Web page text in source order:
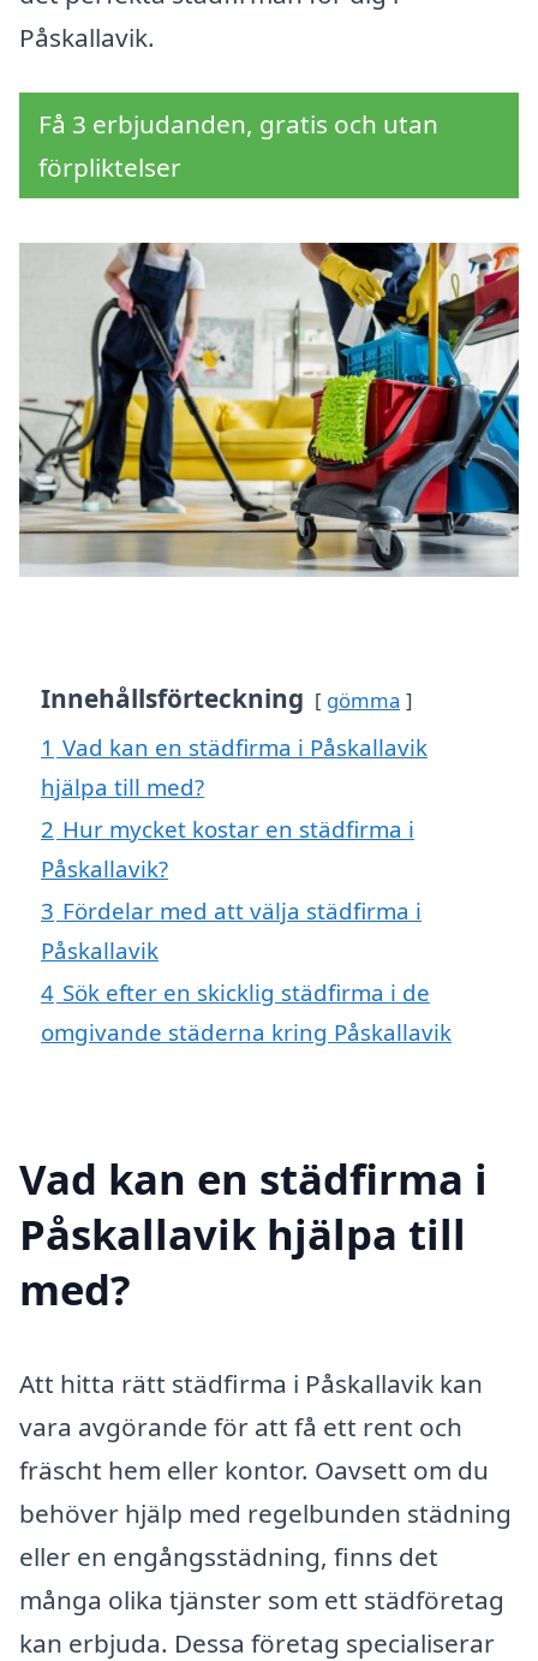
Påskallavik.
Få 3 erbjudanden, gratis och utan
förpliktelser
Innehållsförteckning gömma
1 Vad kan en städfirma i Påskallavik
hjälpa till med?
2 Hur mycket kostar en städfirma i
Påskallavik?
3 Fördelar med att välja städfirma i
Påskallavik
4 Sök efter en skicklig städfirma i de
omgivande städerna kring Påskallavik
Vad kan en städfirma i
Påskallavik hjälpa till
med?
Att hitta rätt städfirma i Påskallavik kan
vara avgörande för att få ett rent och
fräscht hem eller kontor. Oavsett om du
behöver hjälp med regelbunden städning
eller en engångsstädning, finns det
många olika tjänster som ett städföretag
kan erbjuda. Dessa företag specialiserar